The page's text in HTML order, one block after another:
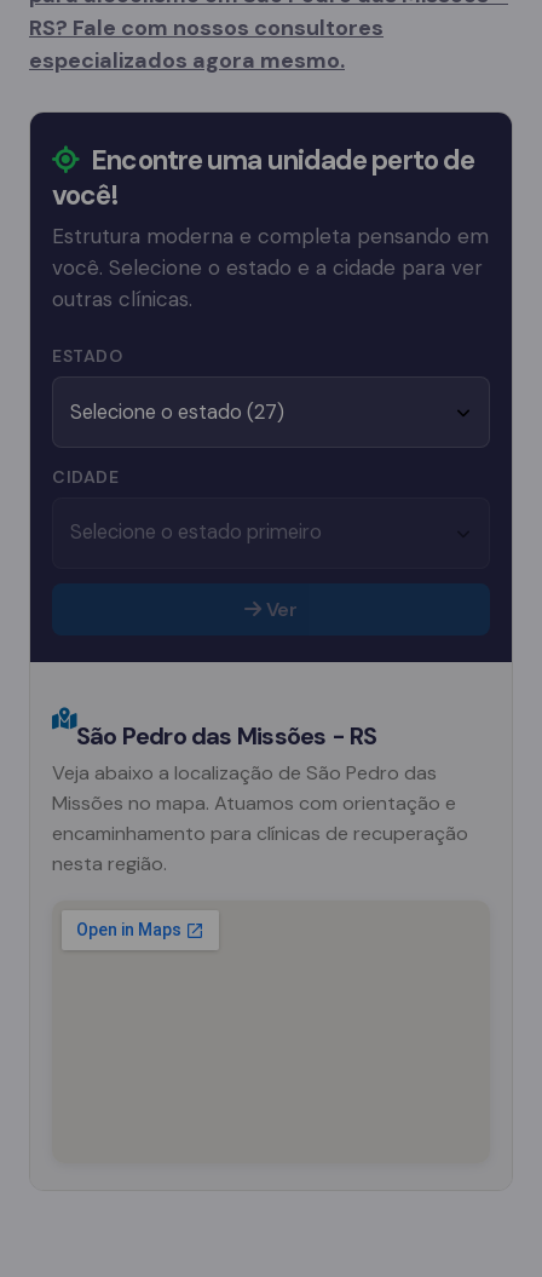
RS? Fale com nossos consultores
especializados agora mesmo.
Encontre uma unidade perto de
você!
Estrutura moderna e completa pensando em
você. Selecione o estado e a cidade para ver
outras clínicas.
ESTADO
CIDADE
Ver
São Pedro das Missões - RS
Veja abaixo a localização de São Pedro das
Missões no mapa. Atuamos com orientação e
encaminhamento para clínicas de recuperação
nesta região.